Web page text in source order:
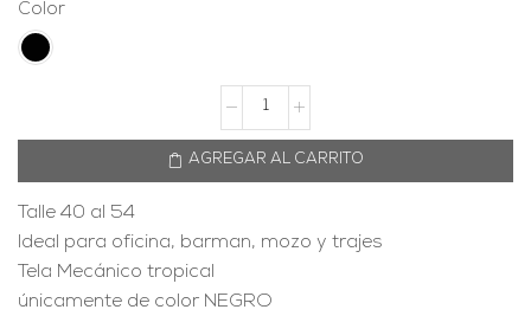
Color
AGREGAR AL CARRITO
Talle 40 al 54
Ideal para oficina, barman, mozo y trajes
Tela Mecánico tropical
únicamente de color NEGRO